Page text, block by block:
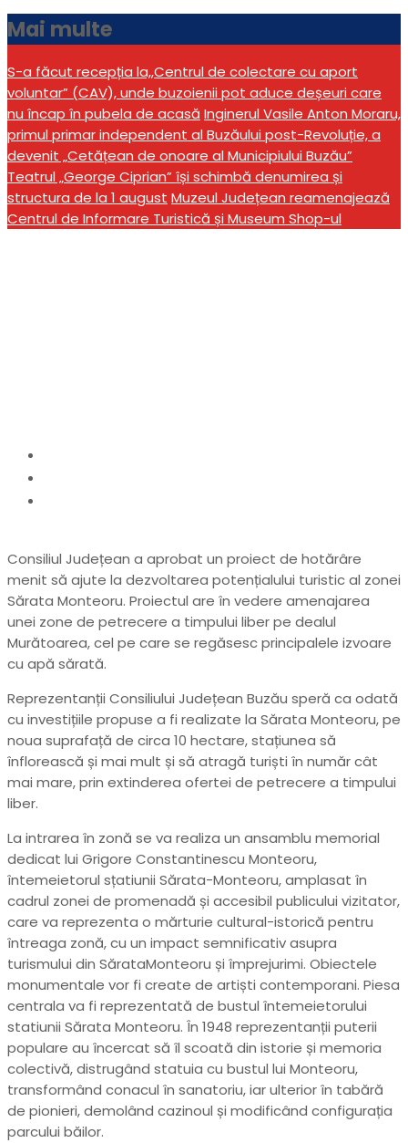
Mai multe
S-a făcut recepția la,,Centrul de colectare cu aport
voluntar” (CAV), unde buzoienii pot aduce deșeuri care
nu încap în pubela de acasă Inginerul Vasile Anton Moraru,
primul primar independent al Buzăului post-Revoluție, a
devenit „Cetățean de onoare al Municipiului Buzău”
Teatrul „George Ciprian” își schimbă denumirea și
structura de la 1 august Muzeul Județean reamenajează
Centrul de Informare Turistică și Museum Shop-ul
Consiliul Județean a aprobat un proiect de hotărâre
menit să ajute la dezvoltarea potențialului turistic al zonei
Sărata Monteoru. Proiectul are în vedere amenajarea
unei zone de petrecere a timpului liber pe dealul
Murătoarea, cel pe care se regăsesc principalele izvoare
cu apă sărată.
Reprezentanții Consiliului Județean Buzău speră ca odată
cu investițiile propuse a fi realizate la Sărata Monteoru, pe
noua suprafață de circa 10 hectare, stațiunea să
înflorească și mai mult și să atragă turiști în număr cât
mai mare, prin extinderea ofertei de petrecere a timpului
liber.
La intrarea în zonă se va realiza un ansamblu memorial
dedicat lui Grigore Constantinescu Monteoru,
întemeietorul sțatiunii Sărata-Monteoru, amplasat în
cadrul zonei de promenadă și accesibil publicului vizitator,
care va reprezenta o mărturie cultural-istorică pentru
întreaga zonă, cu un impact semnificativ asupra
turismului din SărataMonteoru și împrejurimi. Obiectele
monumentale vor fi create de artiști contemporani. Piesa
centrala va fi reprezentată de bustul întemeietorului
statiunii Sărata Monteoru. În 1948 reprezentanții puterii
populare au încercat să îl scoată din istorie și memoria
colectivă, distrugând statuia cu bustul lui Monteoru,
transformând conacul în sanatoriu, iar ulterior în tabără
de pionieri, demolând cazinoul și modificând configurația
parcului băilor.